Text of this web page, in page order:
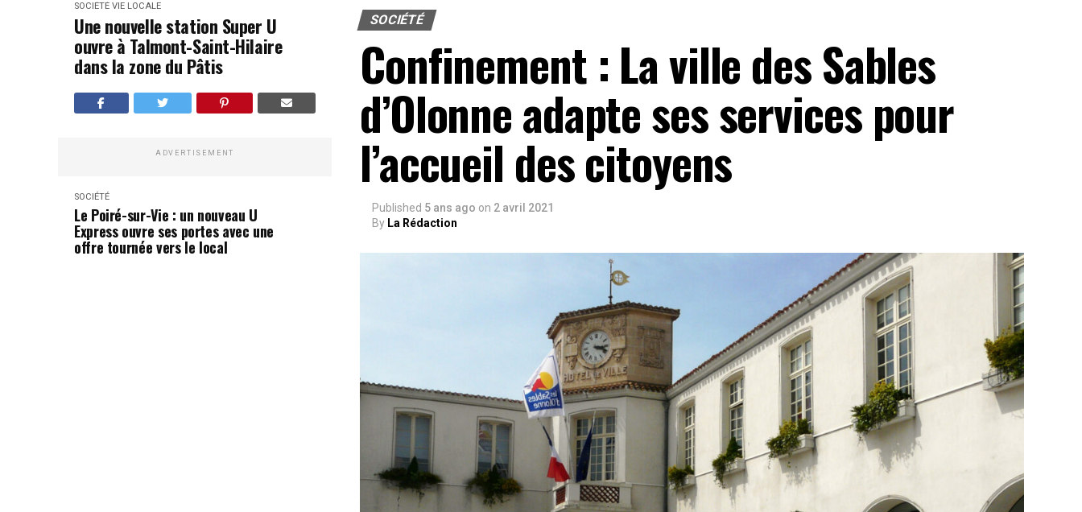
SOCIÉTÉ VIE LOCALE
Une nouvelle station Super U
ouvre à Talmont-Saint-Hilaire
dans la zone du Pâtis
ADVERTISEMENT
SOCIÉTÉ
Le Poiré-sur-Vie : un nouveau U
Express ouvre ses portes avec une
offre tournée vers le local
SOCIÉTÉ
Confinement : La ville des Sables
d’Olonne adapte ses services pour
l’accueil des citoyens
Published 5 ans ago on 2 avril 2021
By La Rédaction